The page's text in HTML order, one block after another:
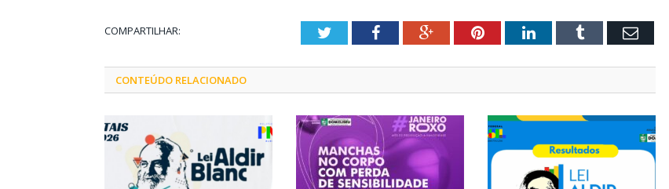
COMPARTILHAR: TwitterFacebookGoogle+PinterestLinkedInTumblr Email
CONTEÚDO RELACIONADO